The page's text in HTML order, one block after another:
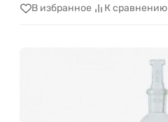
В избранное К сравнению